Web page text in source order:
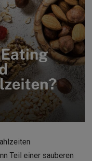
Teil einer sauberen